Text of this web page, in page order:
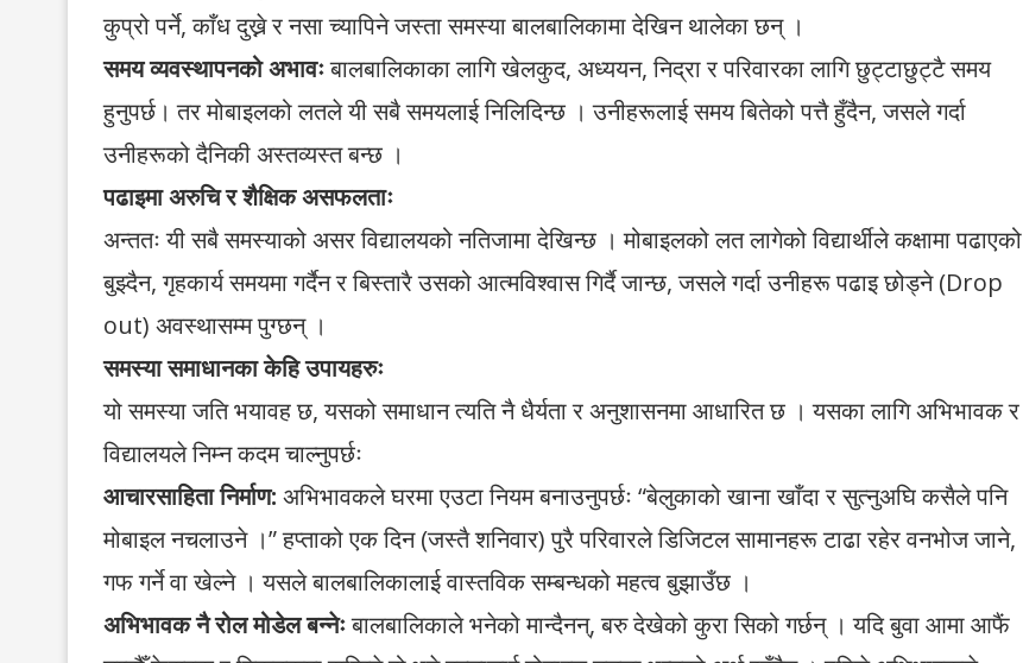
कुप्रो पर्ने, काँध दुख्ने र नसा च्यापिने जस्ता समस्या बालबालिकामा देखिन थालेका छन् ।
समय व्यवस्थापनको अभावःबालबालिकाका लागि खेलकुद, अध्ययन, निद्रा र परिवारका लागि छुट्टाछुट्टै समय
हुनुपर्छ। तर मोबाइलको लतले यी सबै समयलाई निलिदिन्छ । उनीहरूलाई समय बितेको पत्तै हुँदैन, जसले गर्दा
उनीहरूको दैनिकी अस्तव्यस्त बन्छ ।
पढाइमा अरुचि र शैक्षिक असफलताः
अन्ततः यी सबै समस्याको असर विद्यालयको नतिजामा देखिन्छ । मोबाइलको लत लागेको विद्यार्थीले कक्षामा पढाएको
बुझ्दैन, गृहकार्य समयमा गर्दैन र बिस्तारै उसको आत्मविश्वास गिर्दै जान्छ, जसले गर्दा उनीहरू पढाइ छोड्ने (Drop
out) अवस्थासम्म पुग्छन् ।
समस्या समाधानका केहि उपायहरुः
यो समस्या जति भयावह छ, यसको समाधान त्यति नै धैर्यता र अनुशासनमा आधारित छ । यसका लागि अभिभावक र
विद्यालयले निम्न कदम चाल्नुपर्छः
आचारसाहिता निर्माण: अभिभावकले घरमा एउटा नियम बनाउनुपर्छः “बेलुकाको खाना खाँदा र सुत्नुअघि कसैले पनि
मोबाइल नचलाउने ।” हप्ताको एक दिन (जस्तै शनिवार) पुरै परिवारले डिजिटल सामानहरू टाढा रहेर वनभोज जाने,
गफ गर्ने वा खेल्ने । यसले बालबालिकालाई वास्तविक सम्बन्धको महत्व बुझाउँछ ।
अभिभावक नै रोल मोडेल बन्नेःबालबालिकाले भनेको मान्दैनन्, बरु देखेको कुरा सिको गर्छन् । यदि बुवा आमा आफैं